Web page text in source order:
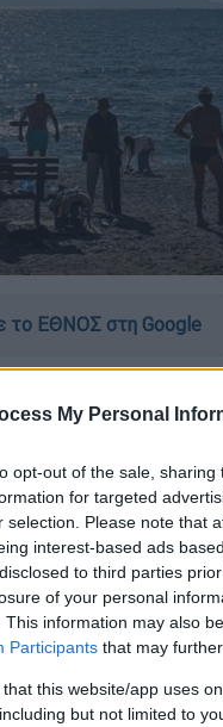
My Personal
opt-out of the sale,
for targeted
selection. Please note that
interest-based ads
to third parties
of your personal
This information may also
Participants that may
that this website/app uses
but not limited to
το ΕΘΝΟΣ στη Google
από πλημμυρικά
η δράση «
εκατ. ευρώ.
αποφύγει τη